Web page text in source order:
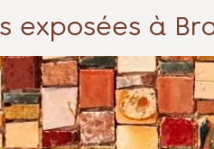
exposées à